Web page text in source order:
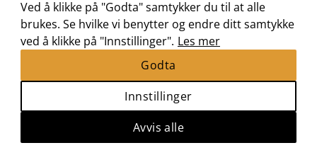
Ved å klikke på "Godta" samtykker du til at alle
brukes. Se hvilke vi benytter og endre ditt samtykke
ved å klikke på "Innstillinger". Les mer
Innstillinger
Avvis alle
Godta
Nettbutikk levert avNettrakett.no
Perle Betta
Personvernerklæring